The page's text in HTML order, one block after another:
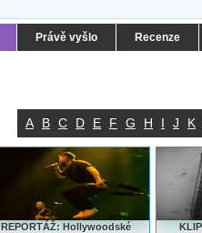
Právě vyšlo Recenze
A B C D E F G H I J K
REPORTÁŽ: Hollywoodské